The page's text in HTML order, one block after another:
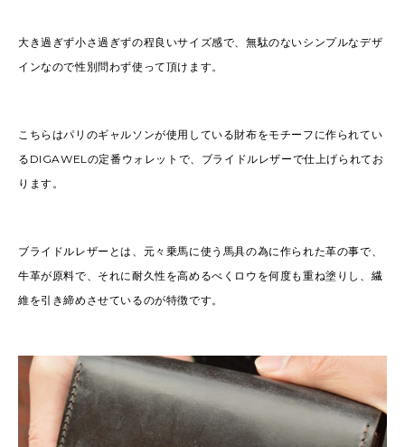
大き過ぎず小さ過ぎずの程良いサイズ感で、無駄のないシンプルなデザ
インなので性別問わず使って頂けます。
こちらはパリのギャルソンが使用している財布をモチーフに作られてい
るDIGAWELの定番ウォレットで、ブライドルレザーで仕上げられてお
ります。
ブライドルレザーとは、元々乗馬に使う馬具の為に作られた革の事で、
牛革が原料で、それに耐久性を高めるべくロウを何度も重ね塗りし、繊
維を引き締めさせているのが特徴です。